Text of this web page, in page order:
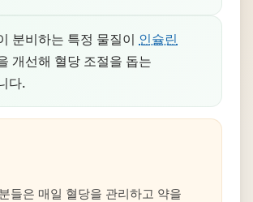
분비하는 특정 물질이 인슐린
개선해 혈당 조절을 돕는
다.
들은 매일 혈당을 관리하고 약을